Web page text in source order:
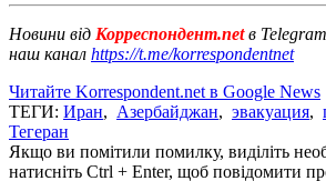
Новини від Корреспондент.netв
наш канал https://t.me/korrespondentnet
Читайте Korrespondent.net в Google News
ТЕГИ: Иран, Азербайджан, эвакуация,
Тегеран
Якщо ви помітили помилку, виділіть
натисніть Ctrl + Enter, щоб повідомити